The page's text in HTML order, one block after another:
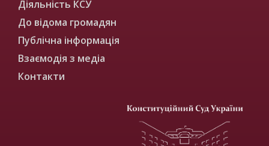
Діяльність КСУ
До відома громадян
Публічна інформація
Взаємодія з медіа
Контакти